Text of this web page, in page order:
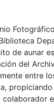
de aunar
del
entre
colaborador